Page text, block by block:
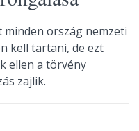
minden ország nemzeti
kell tartani, de ezt
ellen a törvény
zajlik.